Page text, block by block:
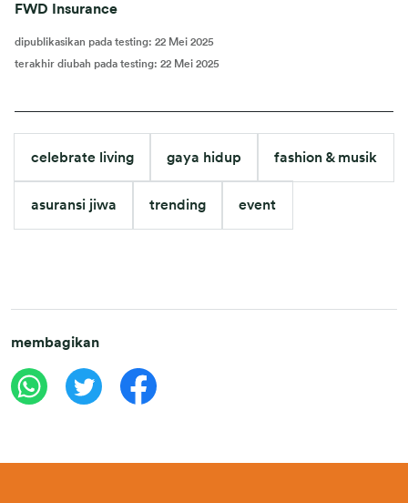
FWD Insurance
dipublikasikan pada testing: 22 Mei 2025
terakhir diubah pada testing: 22 Mei 2025
celebrate living gaya hidup fashion & musik
asuransi jiwa trending event
membagikan